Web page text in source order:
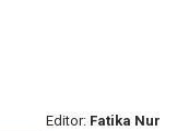
Editor: Fatika Nur